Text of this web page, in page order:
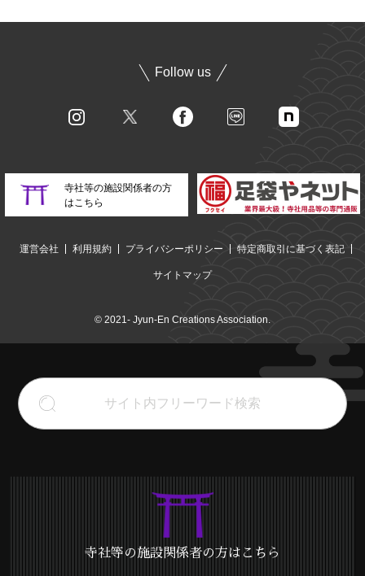
Follow us
寺社等の施設関係者の方
はこちら
運営会社 利用規約 プライバシーポリシー 特定商取引に基づく表記
サイトマップ
© 2021- Jyun-En Creations Association.
寺社等の施設関係者の方はこちら